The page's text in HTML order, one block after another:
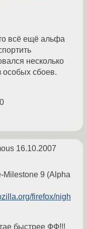
всё ещё альфа
несколько
особых сбоев.
16.10.2007
Milestone 9 (Alpha
firefox/nigh
быстрее ФФ!!!